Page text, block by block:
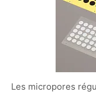
Les micropores